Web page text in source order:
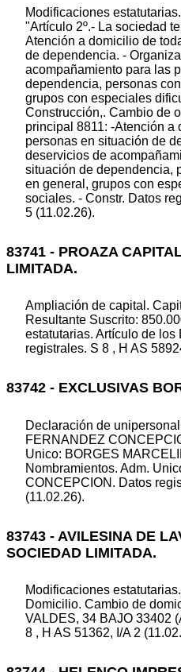
Modificaciones
"Artículo 2º.- La sociedad
Atención a domicilio de
de dependencia. -
acompañamiento para las
dependencia, personas
grupos con especiales
Construcción,. Cambio de
principal 8811: -Atención a
personas en situación de
deservicios de
situación de dependencia,
en general, grupos con
sociales. - Constr. Datos
5 (11.02.26).
83741 - PROAZA
LIMITADA.
Ampliación de capital.
Resultante Suscrito:
estatutarias. Artículo de los
registrales. S 8 , H AS
83742 - EXCLUSIVAS
Declaración de
FERNANDEZ
Unico: BORGES
Nombramientos. Adm.
CONCEPCION. Datos
(11.02.26).
83743 - AVILESINA DE
SOCIEDAD LIMITADA.
Modificaciones
Domicilio. Cambio de
VALDES, 34 BAJO 33402
8 , H AS 51362, I/A 2